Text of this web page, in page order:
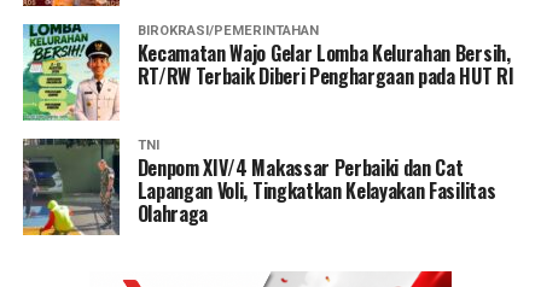
BIROKRASI/PEMERINTAHAN
Kecamatan Wajo Gelar Lomba Kelurahan Bersih,
RT/RW Terbaik Diberi Penghargaan pada HUT RI
TNI
Denpom XIV/4 Makassar Perbaiki dan Cat
Lapangan Voli, Tingkatkan Kelayakan Fasilitas
Olahraga